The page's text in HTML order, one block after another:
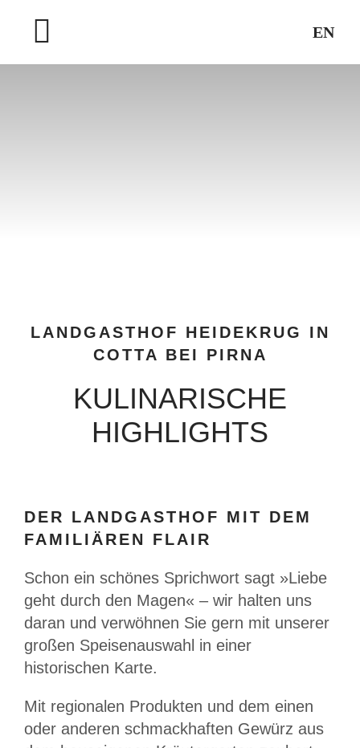
Toggle
EN
LANDGASTHOF HEIDEKRUG IN
COTTA BEI PIRNA
KULINARISCHE
HIGHLIGHTS
DER LANDGASTHOF MIT DEM
FAMILIÄREN FLAIR
Schon ein schönes Sprichwort sagt »Liebe
geht durch den Magen« – wir halten uns
daran und verwöhnen Sie gern mit unserer
großen Speisenauswahl in einer
historischen Karte.
Mit regionalen Produkten und dem einen
oder anderen schmackhaften Gewürz aus